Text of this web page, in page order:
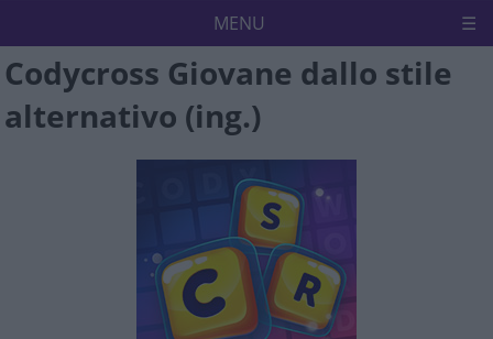
MENU
Codycross Politica sulla riservatezza
Disconoscimento
Codycross Giovane dallo stile
alternativo (ing.)